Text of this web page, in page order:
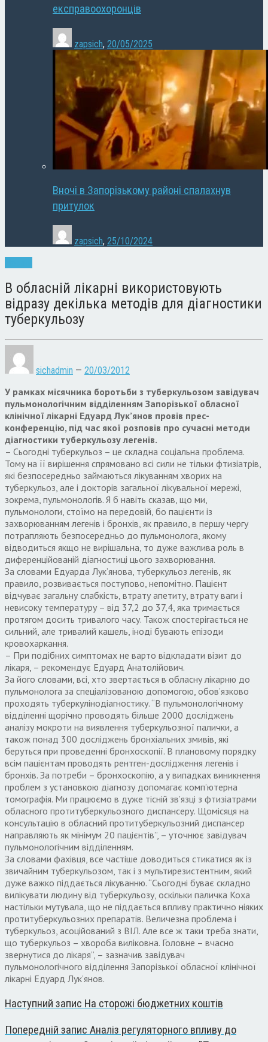
експравоохоронців
zapsich, 20/05/2025
Вночі в Запорізькому районі спалахнув
притулок
zapsich, 25/10/2024
В обласній лікарні використовують
відразу декілька методів для діагностики
туберкульозу
sichadmin — 20/03/2012
У рамках місячника боротьби з туберкульозом завідувач
пульмонологічним відділенням Запорізької обласної
клінічної лікарні Едуард Лук’янов провів прес-
конференцію, під час якої розповів про сучасні методи
діагностики туберкульозу легенів.
– Сьогодні туберкульоз – це складна соціальна проблема.
Тому на її вирішення спрямовано всі сили не тільки фтизіатрів,
які безпосередньо займаються лікуванням хворих на
туберкульоз, але і докторів загальної лікувальної мережі,
зокрема, пульмонологів. Я б навіть сказав, що ми,
пульмонологи, стоїмо на передовій, бо пацієнти із
захворюванням легенів і бронхів, як правило, в першу чергу
потрапляють безпосередньо до пульмонолога, якому
відводиться якщо не вирішальна, то дуже важлива роль в
диференційованій діагностиці цього захворювання.
За словами Едуарда Лук’янова, туберкульоз легенів, як
правило, розвивається поступово, непомітно. Пацієнт
відчуває загальну слабкість, втрату апетиту, втрату ваги і
невисоку температуру – від 37,2 до 37,4, яка тримається
протягом досить тривалого часу. Також спостерігається не
сильний, але тривалий кашель, іноді бувають епізоди
кровохаркання.
– При подібних симптомах не варто відкладати візит до
лікаря, – рекомендує Едуард Анатолійович.
За його словами, всі, хто звертається в обласну лікарню до
пульмонолога за спеціалізованою допомогою, обов’язково
проходять туберкулінодіагностику. “В пульмонологічному
відділенні щорічно проводять більше 2000 досліджень
аналізу мокроти на виявлення туберкульозної палички, а
також понад 300 досліджень бронхіальних змивів, які
беруться при проведенні бронхоскопії. В плановому порядку
всім пацієнтам проводять рентген-дослідження легенів і
бронхів. За потреби – бронхоскопію, а у випадках виникнення
проблем з установкою діагнозу допомагає комп’ютерна
томографія. Ми працюємо в дуже тісній зв’язці з фтизіатрами
обласного протитуберкульозного диспансеру. Щомісяця на
консультацію в обласний протитуберкульозний диспансер
направляють як мінімум 20 пацієнтів”, – уточнює завідувач
пульмонологічним відділенням.
За словами фахівця, все частіше доводиться стикатися як із
звичайним туберкульозом, так і з мультирезистентним, який
дуже важко піддається лікуванню. “Сьогодні буває складно
вилікувати людину від туберкульозу, оскільки паличка Коха
настільки мутувала, що не піддається впливу практично ніяких
протитуберкульозних препаратів. Величезна проблема і
туберкульоз, асоційований з ВІЛ. Але все ж таки треба знати,
що туберкульоз – хвороба виліковна. Головне – вчасно
звернутися до лікаря”, – зазначив завідувач
пульмонологічного відділення Запорізької обласної клінічної
лікарні Едуард Лук’янов.
Наступний запис На сторожі бюджетних коштів
Попередній запис Аналіз регуляторного впливу до